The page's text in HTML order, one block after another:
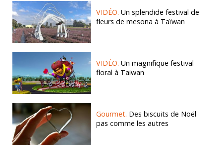
VIDÉO. Un splendide festival de
fleurs de mesona à Taïwan
VIDÉO. Un magnifique festival
floral à Taiwan
Gourmet. Des biscuits de Noël
pas comme les autres